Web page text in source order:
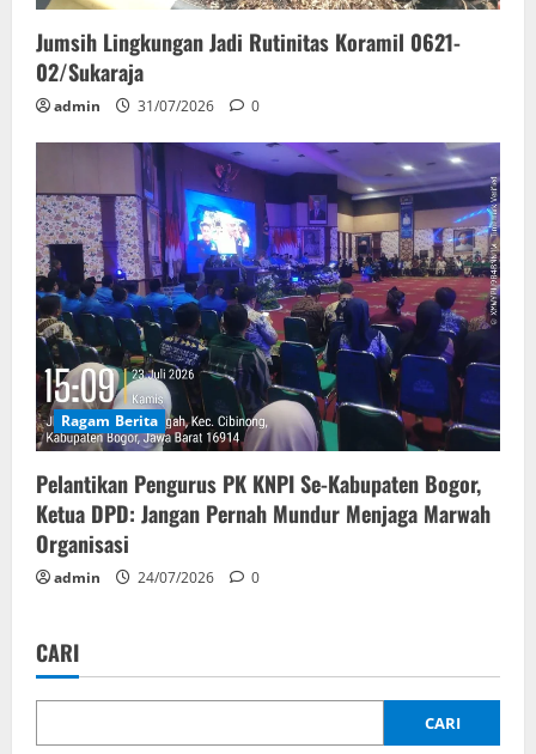
Jumsih Lingkungan Jadi Rutinitas Koramil 0621-
02/Sukaraja
admin 31/07/2026 0
Ragam Berita
Pelantikan Pengurus PK KNPI Se-Kabupaten Bogor,
Ketua DPD: Jangan Pernah Mundur Menjaga Marwah
Organisasi
admin 24/07/2026 0
CARI
CARI